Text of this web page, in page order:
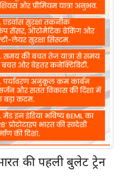
की पहली बुलेट ट्रेन